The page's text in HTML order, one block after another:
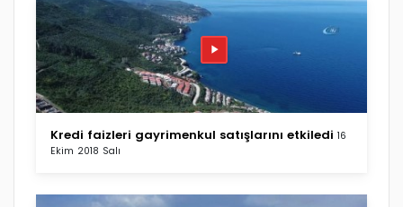
Kredi faizleri gayrimenkul satışlarını etkiledi 16
Ekim 2018 Salı